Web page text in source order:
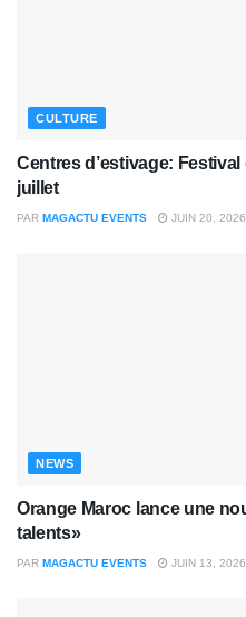
CULTURE
Centres d’estivage:
juillet
PAR MAGACTU EVENTS JUIN 20, 2026
NEWS
Orange Maroc lance une
talents»
PAR MAGACTU EVENTS JUIN 13, 2026